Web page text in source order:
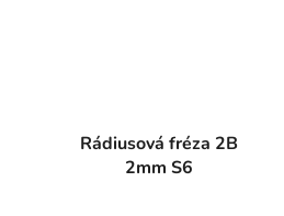
Rádiusová fréza 2B
2mm S6